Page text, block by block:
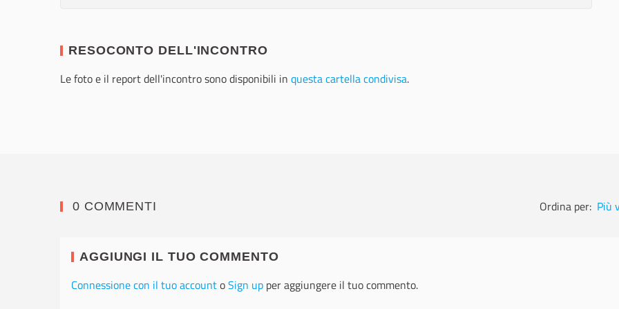
RESOCONTO DELL'INCONTRO
Le foto e il report dell'incontro sono disponibili inquesta cartella condivisa.
0 COMMENTI Ordina per: Più
AGGIUNGI IL TUO COMMENTO
Connessione con il tuo accountoSign up per aggiungere il tuo commento.